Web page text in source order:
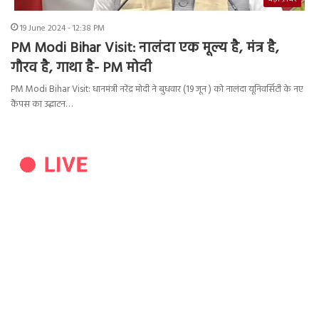
19 June 2024 - 12:38 PM
PM Modi Bihar Visit: नालंदा एक मूल्य है, मंत्र है,
गौरव है, गाथा है- PM मोदी
PM Modi Bihar Visit: धानमंत्री नरेंद्र मोदी ने बुधवार (19 जून ) को नालंदा यूनिवर्सिटी के नए
कैंपस का उद्घाटन…